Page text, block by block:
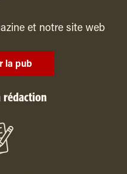
et notre site web
la pub
rédaction